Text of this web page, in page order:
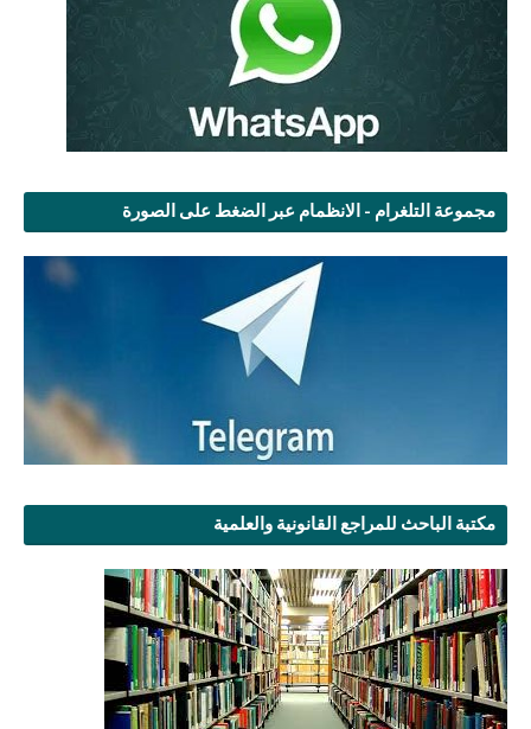
مجموعة التلغرام - الانظمام عبر الضغط على الصورة
مكتبة الباحث للمراجع القانونية والعلمية